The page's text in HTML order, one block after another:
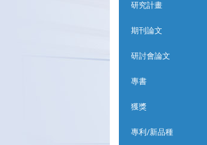
研究計畫
期刊論文
研討會論文
專書
獲獎
專利/新品種